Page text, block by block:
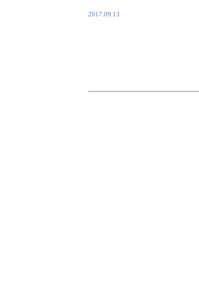
り診療致します。 ご迷惑をおかけ
2017.09.13